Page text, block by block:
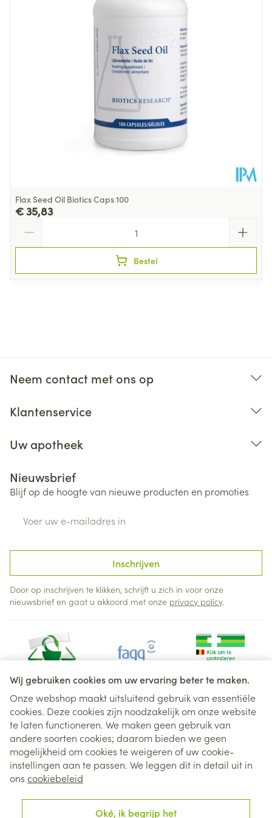
Wij gebruiken cookies om uw ervaring beter te maken.
Onze webshop maakt uitsluitend gebruik van essentiële
cookies. Deze cookies zijn noodzakelijk om onze website
te laten functioneren. We maken geen gebruik van
andere soorten cookies; daarom bieden we geen
mogelijkheid om cookies te weigeren of uw cookie-
instellingen aan te passen. We leggen dit in detail uit in
ons cookiebeleid
Oké, ik begrijp het
Kamertemperatuur (15°C - 25°C)
Flax Seed Oil Biotics Caps 100
€ 35,83
Bestel
Neem contact met ons op
Klantenservice
Uw apotheek
Nieuwsbrief
Blijf op de hoogte van nieuwe producten en promoties
Inschrijven
Door op inschrijven te klikken, schrijft u zich in voor onze
nieuwsbrief en gaat u akkoord met onze privacy policy.
Juridische links